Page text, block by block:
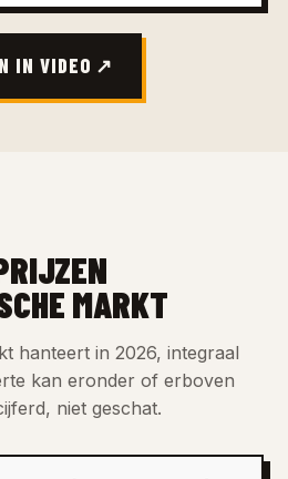
IN VIDEO ↗
MARKT
hanteert in 2026, integraal
kan eronder of erboven
niet geschat.